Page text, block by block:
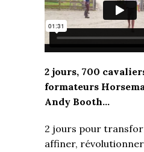
2 jours, 700
formateurs
Andy Booth…
2 jours pour
affiner,